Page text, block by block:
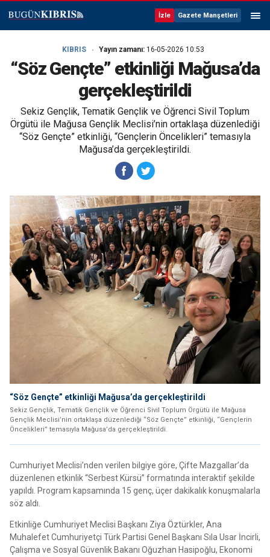
İzle Gazete Manşetleri
KIBRIS Yayın zamanı: 16-05-2026 10:53
“Söz Gençte” etkinliği Mağusa’da
gerçekleştirildi
Sekiz Gençlik, Tematik Gençlik ve Öğrenci Sivil Toplum
Örgütü ile Mağusa Gençlik Meclisi’nin ortaklaşa düzenlediği
“Söz Gençte” etkinliği, “Gençlerin Öncelikleri” temasıyla
Mağusa’da gerçekleştirildi.
“Söz Gençte” etkinliği Mağusa’da gerçekleştirildi
Sekiz Gençlik, Tematik Gençlik ve Öğrenci Sivil Toplum Örgütü ile Mağusa
Gençlik Meclisi’nin ortaklaşa düzenlediği “Söz Gençte” etkinliği, “Gençlerin
Öncelikleri” temasıyla Mağusa’da gerçekleştirildi.
Cumhuriyet Meclisi’nden verilen bilgiye göre, Çifte Mazgallar’da
düzenlenen etkinlik “Serbest Kürsü” formatında interaktif şekilde
yapıldı. Program kapsamında 15 genç, üçer dakikalık konuşmalarla
söz aldı.
Etkinliğe Cumhuriyet Meclisi Başkanı Ziya Öztürkler, Ana
Muhalefet Cumhuriyetçi Türk Partisi Genel Başkanı Sıla Usar İncirli,
Çalışma ve Sosyal Güvenlik Bakanı Oğuzhan Hasipoğlu, Ekonomi